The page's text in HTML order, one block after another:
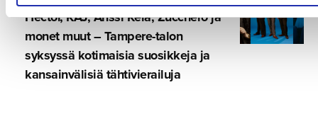
Hector, KAJ, Anssi Kela, Zucchero ja
monet muut – Tampere-talon
syksyssä kotimaisia suosikkeja ja
kansainvä­lisiä tähtivie­railuja